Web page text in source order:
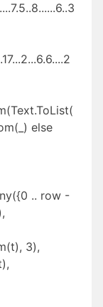
else
.. row -
3),